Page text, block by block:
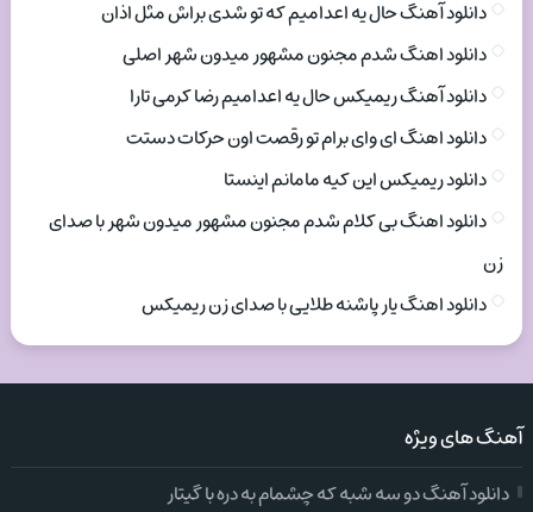
دانلود آهنگ حال یه اعدامیم که تو شدی براش مثل اذان
دانلود اهنگ شدم مجنون مشهور میدون شهر اصلی
دانلود آهنگ ریمیکس حال یه اعدامیم رضا کرمی تارا
دانلود اهنگ ای وای برام تو رقصت اون حرکات دستت
دانلود ریمیکس این کیه مامانم اینستا
دانلود اهنگ بی کلام شدم مجنون مشهور میدون شهر با صدای
زن
دانلود اهنگ یار پاشنه طلایی با صدای زن ریمیکس
آهنگ های ویژه
دانلود آهنگ دو سه شبه که چشمام به دره با گیتار